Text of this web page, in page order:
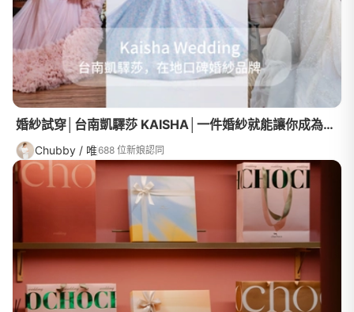
婚紗試穿│台南凱驛莎 KAISHA│一件婚紗就能讓你成為紅毯上的公主，台南好口碑婚紗品牌不能不知道！
Chubby / 唯688 位新娘認同